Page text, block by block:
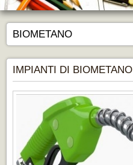
BIOMETANO
IMPIANTI DI BIOMETANO